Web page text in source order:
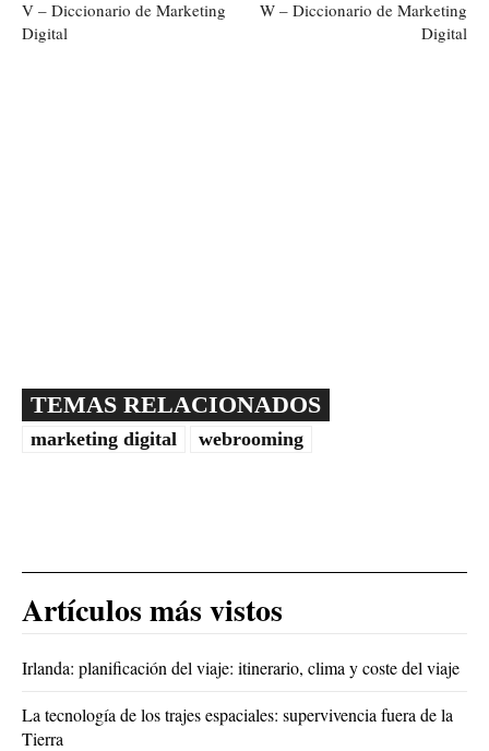
V – Diccionario de Marketing
Digital
W – Diccionario de Marketing
Digital
TEMAS RELACIONADOS
marketing digital webrooming
Artículos más vistos
Irlanda: planificación del viaje: itinerario, clima y coste del viaje
La tecnología de los trajes espaciales: supervivencia fuera de la
Tierra